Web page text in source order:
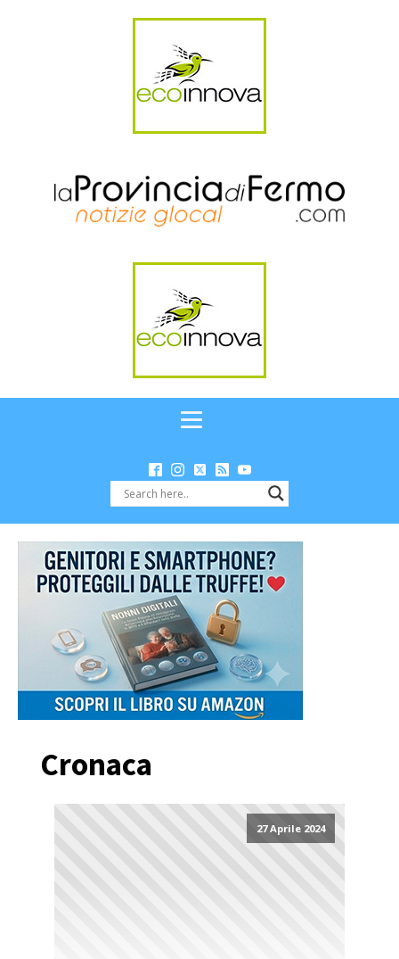
Cronaca
27 Aprile 2024